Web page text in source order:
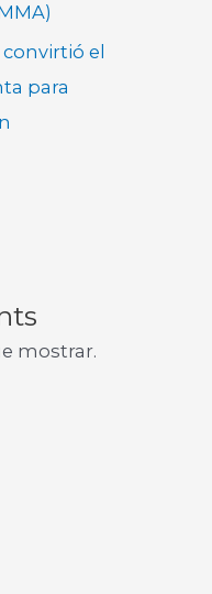
el
para
mostrar.